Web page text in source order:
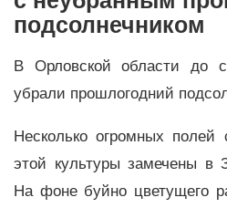
подсолнечником
В Орловской области до
убрали прошлогодний
Несколько огромных
этой культуры замечены в
На фоне буйно цветущего